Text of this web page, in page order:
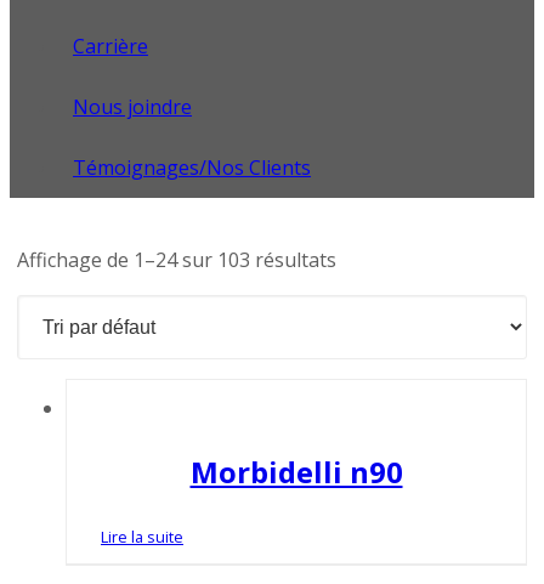
Carrière
Nous joindre
Témoignages/Nos Clients
Affichage de 1–24 sur 103 résultats
Morbidelli n90
Lire la suite